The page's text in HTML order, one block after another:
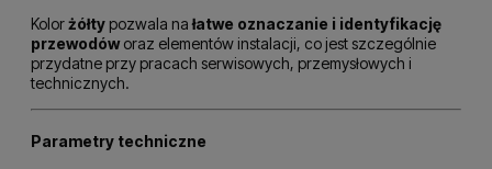
Kolorżółty pozwala nałatwe oznaczanie i identyfikację
przewodóworaz elementów instalacji, co jest szczególnie
przydatne przy pracach serwisowych, przemysłowych i
technicznych.
Parametry techniczne